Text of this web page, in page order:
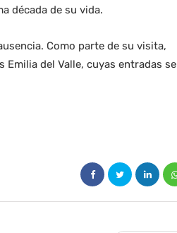
década de su vida.
Como parte de su visita,
Emilia del Valle, cuyas entradas se